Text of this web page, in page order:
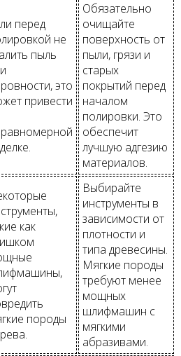
перед
не
пыль
это
привести
Обязательно
очищайте
поверхность от
пыли, грязи и
старых
покрытий перед
началом
полировки. Это
обеспечит
лучшую адгезию
материалов.
как
породы
Выбирайте
инструменты в
зависимости от
плотности и
типа древесины.
Мягкие породы
требуют менее
мощных
шлифмашин с
мягкими
абразивами.